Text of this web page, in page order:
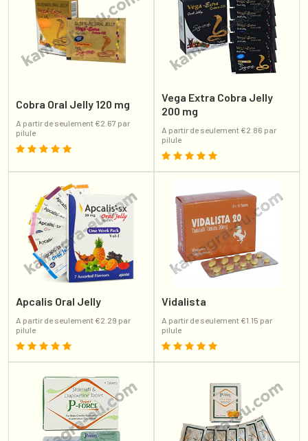
Cobra Oral Jelly 120 mg
A partir de seulement €2.67 par
pilule
Vega Extra Cobra Jelly
200 mg
A partir de seulement €2.86 par
pilule
Apcalis Oral Jelly
A partir de seulement €2.29 par
pilule
Vidalista
A partir de seulement €1.15 par
pilule